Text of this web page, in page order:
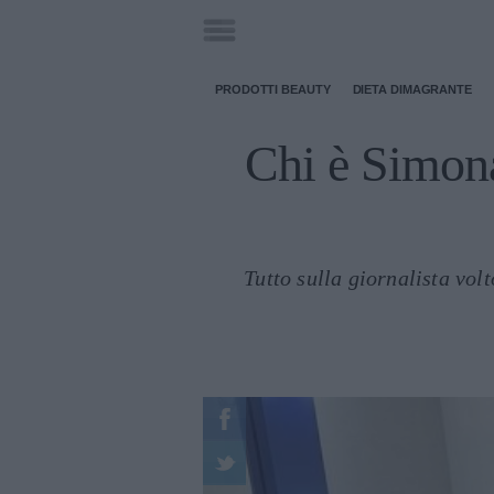
PRODOTTI BEAUTY DIETA DIMAGRANTE
Chi è
Tutto sulla giornalista